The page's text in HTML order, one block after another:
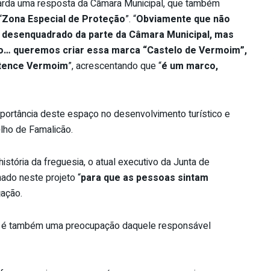
uma resposta da Câmara Municipal, que também
Zona Especial de Proteção”. “Obviamente que não
da parte da Câmara Municipal, mas
queremos criar essa marca “Castelo de Vermoim”,
Vermoim”, acrescentando que “é um marco,
deste espaço no desenvolvimento turístico e
de Famalicão.
da freguesia, o atual executivo da Junta de
neste projeto “para que as pessoas sintam
também uma preocupação daquele responsável